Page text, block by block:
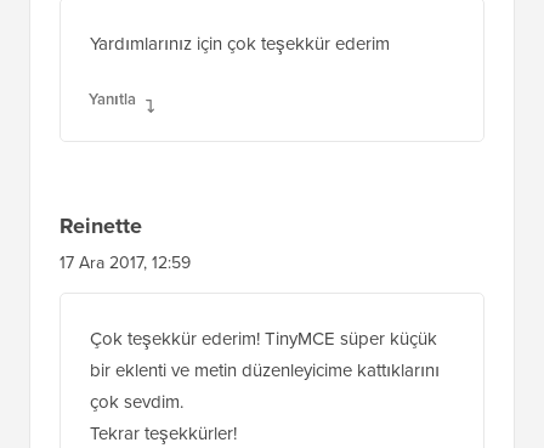
Yardımlarınız için çok teşekkür ederim
Yanıtla
Reinette
17 Ara 2017, 12:59
Çok teşekkür ederim! TinyMCE süper küçük
bir eklenti ve metin düzenleyicime kattıklarını
çok sevdim.
Tekrar teşekkürler!